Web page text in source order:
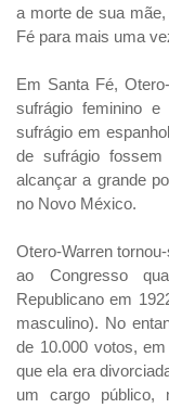
a morte de sua
Fé para mais uma
Em Santa Fé,
sufrágio feminino
sufrágio em
de sufrágio
alcançar a grande
no Novo México.
Otero-Warren
ao Congresso
Republicano em
masculino). No
de 10.000 votos,
que ela era
um cargo público,